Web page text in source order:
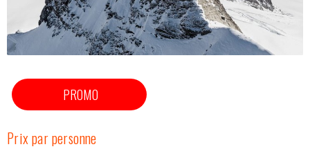
CATALOGUE
Nos véhicules
Qui sommes-nous ?
PROMO
Prix par personne